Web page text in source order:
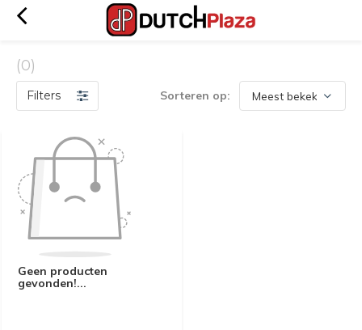
(0)
Filters Sorteren op:
Geen producten
gevonden!...